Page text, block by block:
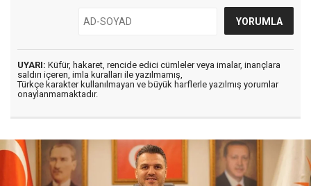
UYARI: Küfür, hakaret, rencide edici cümleler veya imalar, inançlara
saldırı içeren, imla kuralları ile yazılmamış,
Türkçe karakter kullanılmayan ve büyük harflerle yazılmış yorumlar
onaylanmamaktadır.